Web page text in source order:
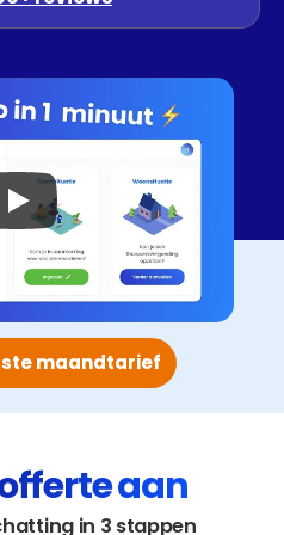
maandtarief
aan
in 3 stappen